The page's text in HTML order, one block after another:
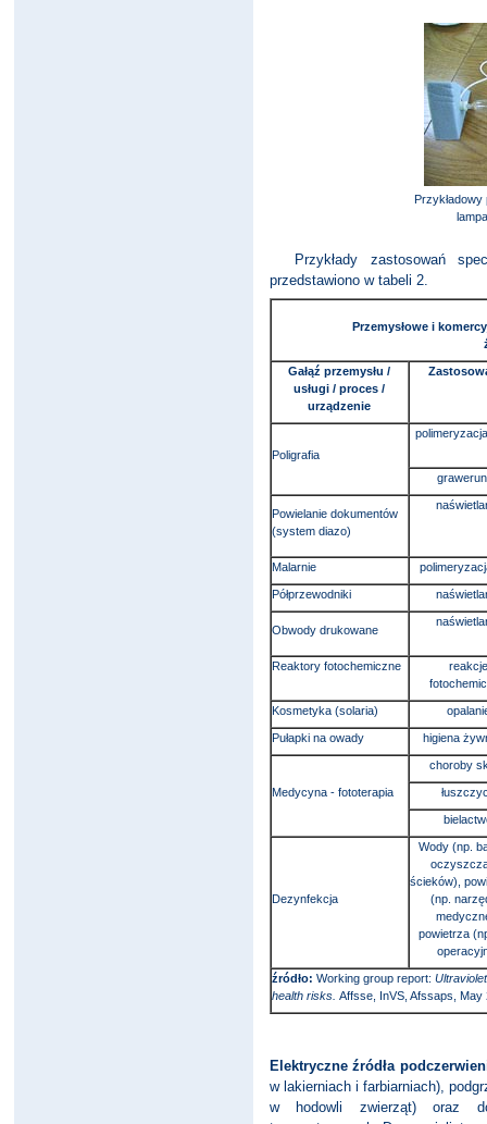
Przykłady zastosowań
przedstawiono w tabeli 2.
Przemysłowe i
Gałąź przemysłu /
usługi / proces /
urządzenie
Poligrafia
Powielanie dokumentów
(system diazo)
Malarnie
Półprzewodniki
Obwody drukowane
Reaktory fotochemiczne
reakcje
Kosmetyka (solaria)
Pułapki na owady higiena
Medycyna - fototerapia
choroby
Dezynfekcja
Wody (np.
ścieków),
(np.
powietrza
źródło: Working group report:
health risks. Affsse, InVS, Afssaps, May
Elektryczne źródła
w lakierniach i farbiarniach),
w hodowli zwierząt) oraz